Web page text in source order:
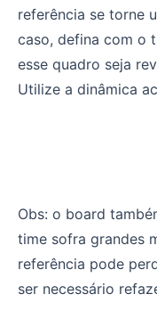
referência se torne
caso, defina com o
esse quadro seja
Utilize a dinâmica
Obs: o board
time sofra grandes
referência pode
ser necessário